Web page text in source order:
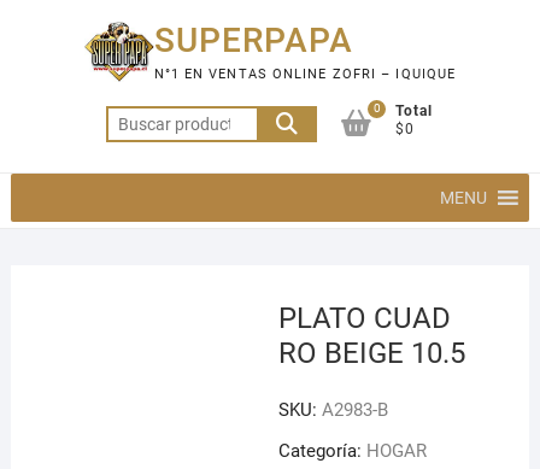
SUPERPAPA
N°1 EN VENTAS ONLINE ZOFRI – IQUIQUE
Buscar
por:
0
Total
$0
MENU
PLATO CUAD
RO BEIGE 10.5
SKU:A2983-B
Categoría: HOGAR